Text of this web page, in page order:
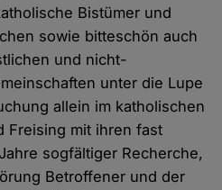
Bistümer und
sowie bitteschön auch
und nicht-
unter die Lupe
allein im katholischen
Freising mit ihren fast
sogfältiger Recherche,
Betroffener und der